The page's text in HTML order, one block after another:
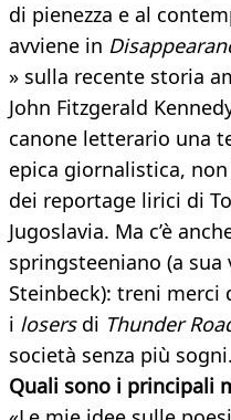
di pienezza e al
avviene in
» sulla recente storia
John Fitzgerald
canone letterario una
epica giornalistica,
dei reportage lirici di
Jugoslavia. Ma c’è
springsteeniano (a
Steinbeck): treni merci
i losersdi Thunder
società senza più sogni.
Quali sono i principali